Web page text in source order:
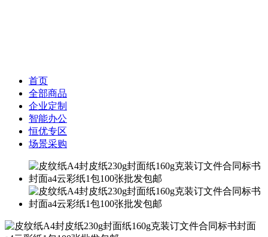
首页
全部商品
企业定制
智能办公
恒优专区
场景采购